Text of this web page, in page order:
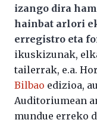
izango dira
hainbat arlori
erregistro eta
ikuskizunak,
tailerrak, e.a.
Bilbao edizioa,
Auditoriumean
mundue erreko